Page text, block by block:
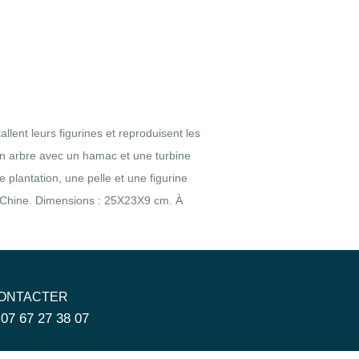
67 27 38 07
leurs figurines et reproduisent les
arbre avec un hamac et une turbine
plantation, une pelle et une figurine
Dimensions : 25X23X9 cm. À